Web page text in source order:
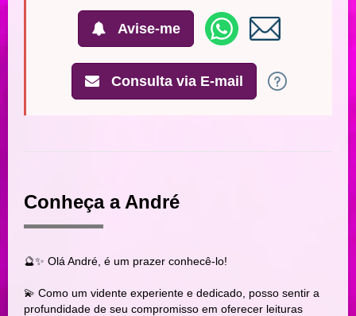
Avise-me
Consulta via E-mail
Conheça a André
🔮✨ Olá André, é um prazer conhecê-lo!
💫 Como um vidente experiente e dedicado, posso sentir a
profundidade de seu compromisso em oferecer leituras